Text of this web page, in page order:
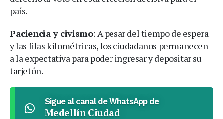
país.
Paciencia y civismo: A pesar del tiempo de espera
y las filas kilométricas, los ciudadanos permanecen
a la expectativa para poder ingresar y depositar su
tarjetón.
Sigue al canal de WhatsApp de
Medellín Ciudad